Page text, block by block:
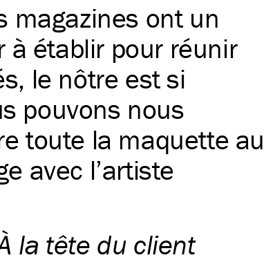
magazines ont un
à établir pour réunir
le nôtre est si
pouvons nous
toute la maquette au
avec l’artiste
la tête du client